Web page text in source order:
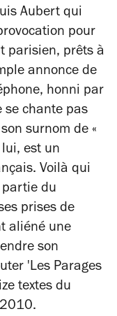
Aubert qui
pour
parisien, prêts à
annonce de
honni par
se chante pas
surnom de «
est un
Voilà qui
du
prises de
aliéné une
son
'Les Parages
textes du